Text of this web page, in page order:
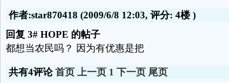
作者:star870418 (2009/6/8 12:03, 评分: 4楼)
回复 3# HOPE 的帖子
都想当农民吗？ 因为有优惠是把
共有4评论首页 上一页 1 下一页 尾页